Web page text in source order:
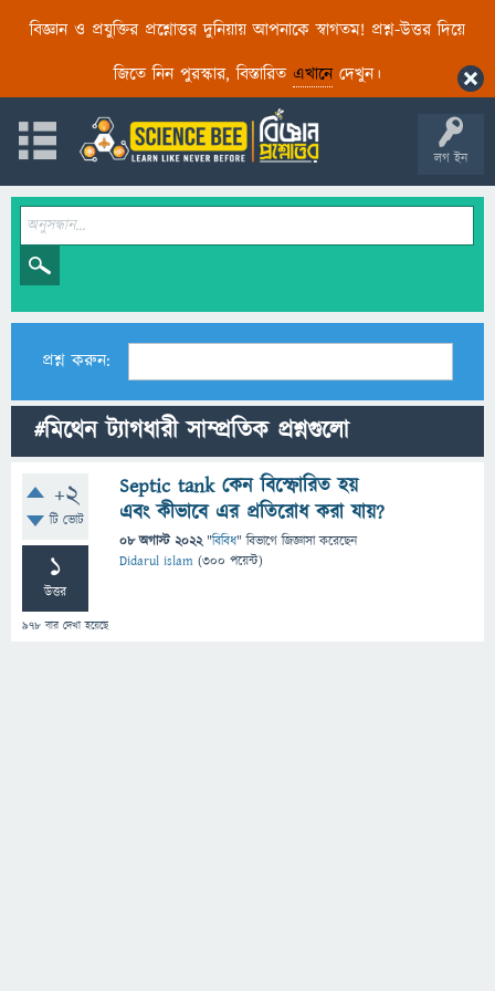
বিজ্ঞান ও প্রযুক্তির প্রশ্নোত্তর দুনিয়ায় আপনাকে স্বাগতম! প্রশ্ন-উত্তর দিয়ে
জিতে নিন পুরস্কার, বিস্তারিত এখানেদেখুন।
লগ ইন
প্রশ্ন করুন:
#মিথেন ট্যাগধারী সাম্প্রতিক প্রশ্নগুলো
+2
টি ভোট
1
উত্তর
978 বার দেখা হয়েছে
Septic tank কেন বিস্ফোরিত হয়
এবং কীভাবে এর প্রতিরোধ করা যায়?
08 অগাস্ট 2022 "বিবিধ" বিভাগে জিজ্ঞাসাকরেছেন
Didarul islam (300 পয়েন্ট)